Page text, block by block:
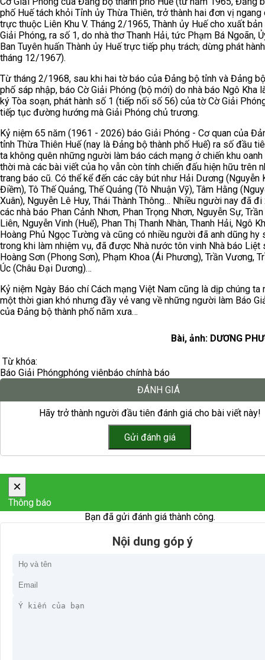
phố Huế tách khỏi Tỉnh ủy Thừa Thiên, trở thành hai đơn vị ngang
trực thuộc Liên Khu V. Tháng 2/1965, Thành ủy Huế cho xuất bản
Giải Phóng, ra số 1, do nhà thơ Thanh Hải, tức Phạm Bá Ngoãn,
Ban Tuyên huấn Thành ủy Huế trực tiếp phụ trách; dừng phát
tháng 12/1967).
Từ tháng 2/1968, sau khi hai tờ báo của Đảng bộ tỉnh và Đảng
phố sáp nhập, báo Cờ Giải Phóng (bộ mới) do nhà báo Ngô Kha
ký Tòa soạn, phát hành số 1 (tiếp nối số 56) của tờ Cờ Giải
tiếp tục đường hướng mà Giải Phóng chủ trương.
Kỷ niệm 65 năm (1961 - 2026) báo Giải Phóng - Cơ quan của
tỉnh Thừa Thiên Huế (nay là Đảng bộ thành phố Huế) ra số đầu
ta không quên những người làm báo cách mạng ở chiến khu
thời mà các bài viết của họ vẫn còn tính chiến đấu hiện hữu trên
trang báo cũ. Có thể kể đến các cây bút như Hải Dương (Nguyễn
Điềm), Tô Thế Quảng, Thế Quảng (Tô Nhuận Vỹ), Tâm Hằng
Xuân), Nguyễn Lê Huy, Thái Thành Thông… Nhiều người nay đã đi
các nhà báo Phan Cảnh Nhơn, Phan Trọng Nhơn, Nguyễn Sự,
Liên, Nguyễn Vinh (Huế), Phan Thị Thanh Nhàn, Thanh Hải, Ngô
Hoàng Phủ Ngọc Tường và cũng có nhiều người đã anh dũng hy
trong khi làm nhiệm vụ, đã được Nhà nước tôn vinh Nhà báo Liệt
Hoàng Sơn (Phong Sơn), Phạm Khoa (Ái Phương), Trần Vương,
Úc (Châu Đại Dương)…
Kỷ niệm Ngày Báo chí Cách mạng Việt Nam cũng là dịp chúng ta
một thời gian khó nhưng đầy vẻ vang về những người làm Báo
của Đảng bộ thành phố năm xưa…
Bài, ảnh: DƯƠNG
Từ khóa:
Báo Giải Phóngphóng viênbáo chínhà báo
ĐÁNH GIÁ
Hãy trở thành người đầu tiên đánh giá cho bài viết này!
×
Thông báo
Bạn đã gửi đánh giá thành công.
Nội dung góp ý